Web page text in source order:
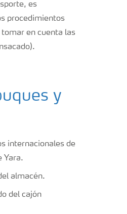
es
procedimientos
en cuenta las
y
internacionales de
Yara.
almacén.
del cajón